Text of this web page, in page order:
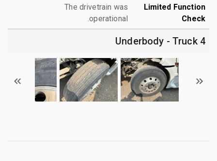
Limited Function
Check
The drivetrain was
operational.
4 Underbody - Truck